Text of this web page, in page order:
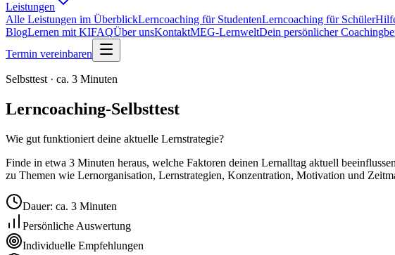
Leistungen
Alle Leistungen im ÜberblickLerncoaching für StudentenLerncoaching für Schüler
BlogLernen mit KIFAQÜber unsKontaktMEG-LernweltDein persönlicher
Termin vereinbaren
Selbsttest · ca. 3 Minuten
Lerncoaching-Selbsttest
Wie gut funktioniert deine aktuelle Lernstrategie?
Finde in etwa 3 Minuten heraus, welche Faktoren deinen Lernalltag aktuell
zu Themen wie Lernorganisation, Lernstrategien, Konzentration, Motivation und
Dauer: ca. 3 Minuten
Persönliche Auswertung
Individuelle Empfehlungen